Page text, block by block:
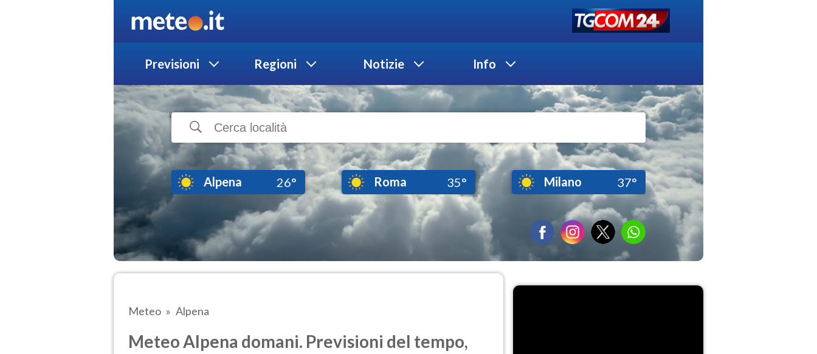
Previsioni Regioni Notizie Info
Alpena 26° Roma 35° Milano 37°
Meteo Alpena
Meteo Alpena domani. Previsioni del tempo,